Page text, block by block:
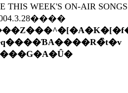
THIS WEEK'S ON-AIR SONGS